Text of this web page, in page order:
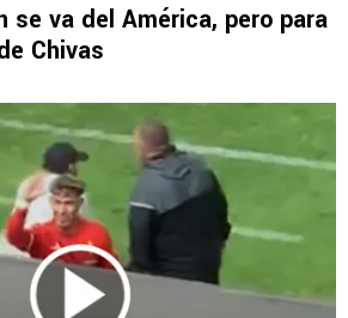
se va del América, pero para
Chivas